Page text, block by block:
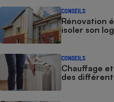
CONSEILS
Rénovation
isoler son
CONSEILS
Chauffage
des